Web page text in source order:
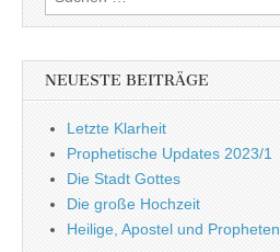
nach:
NEUESTE BEITRÄGE
Letzte Klarheit
Prophetische Updates 2023/1
Die Stadt Gottes
Die große Hochzeit
Heilige, Apostel und Propheten